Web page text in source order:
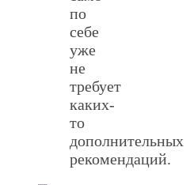
по
себе
уже
не
требует
каких-
то
дополнительных
рекомендаций.